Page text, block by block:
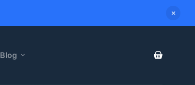
Blog